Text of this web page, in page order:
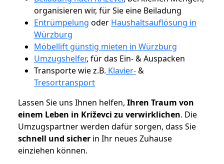
organisieren wir, für Sie eine Beiladung
Entrümpelung oder Haushaltsauflösung in
Würzburg
Möbellift günstig mieten in Würzburg
Umzugshelfer, für das Ein- & Auspacken
Transporte wie z.B. Klavier-&
Tresortransport
Lassen Sie uns Ihnen helfen, Ihren Traum von
einem Leben in Križevci zu verwirklichen. Die
Umzugspartner werden dafür sorgen, dass Sie
schnell und sicher in Ihr neues Zuhause
einziehen können.